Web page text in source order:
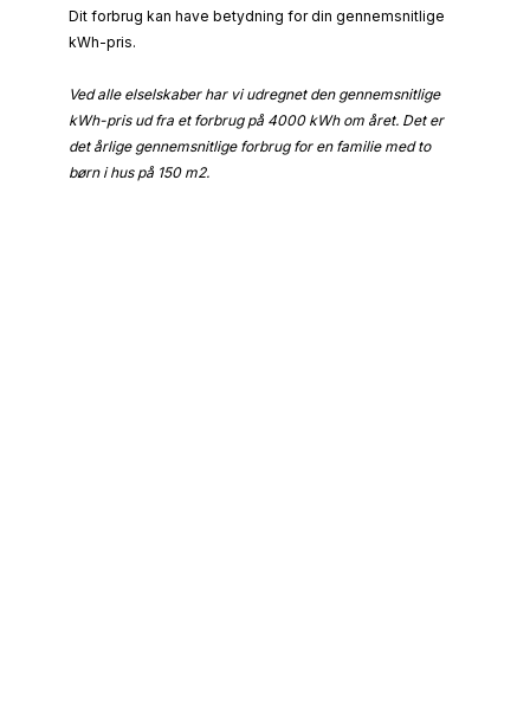
Dit forbrug kan have betydning for din gennemsnitlige
kWh-pris.
Ved alle elselskaber har vi udregnet den gennemsnitlige
kWh-pris ud fra et forbrug på 4000 kWh om året. Det er
det årlige gennemsnitlige forbrug for en familie med to
børn i hus på 150 m2.